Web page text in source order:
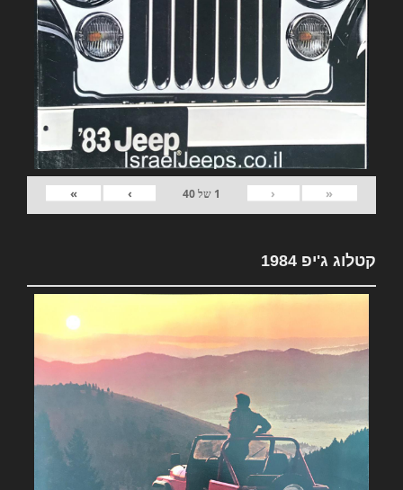
«
‹
1 של40
›
»
קטלוג ג'יפ 1984